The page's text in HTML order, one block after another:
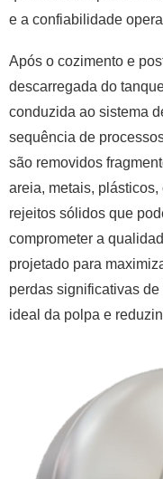
e a confiabilidade
Após o cozimento e
descarregada do
conduzida ao sistema
sequência de
são removidos
areia, metais,
rejeitos sólidos que
comprometer a
projetado para
perdas significativas
ideal da polpa e